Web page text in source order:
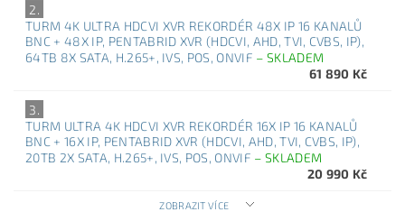
2.
TURM 4K ULTRA HDCVI XVR REKORDÉR 48X IP 16 KANALŮ
BNC + 48X IP, PENTABRID XVR (HDCVI, AHD, TVI, CVBS, IP),
64TB 8X SATA, H.265+, IVS, POS, ONVIF – SKLADEM
61 890 Kč
3.
TURM ULTRA 4K HDCVI XVR REKORDÉR 16X IP 16 KANALŮ
BNC + 16X IP, PENTABRID XVR (HDCVI, AHD, TVI, CVBS, IP),
20TB 2X SATA, H.265+, IVS, POS, ONVIF – SKLADEM
20 990 Kč
ZOBRAZIT VÍCE